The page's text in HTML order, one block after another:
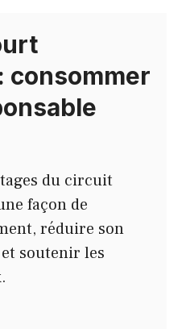
consommer
du circuit
façon de
réduire son
soutenir les